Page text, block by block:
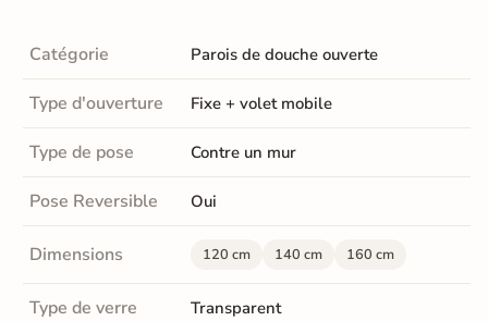
Catégorie Parois de douche ouverte
Type d'ouverture Fixe + volet mobile
Type de pose Contre un mur
Pose Reversible Oui
Dimensions 120 cm 140 cm 160 cm
Type de verre Transparent